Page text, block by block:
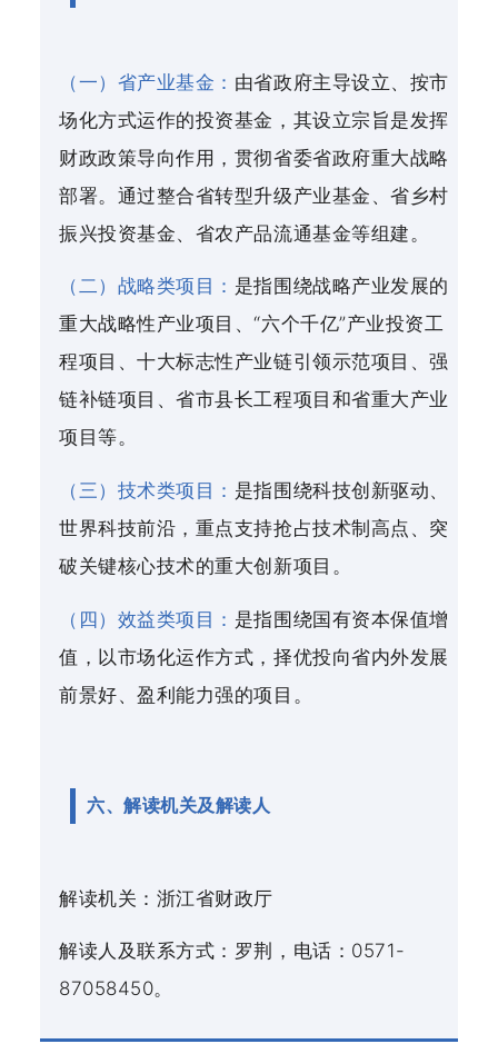
（一）省产业基金： 由省政府主导设立、按市
场化方式运作的投资基金，其设立宗旨是发挥
财政政策导向作用，贯彻省委省政府重大战略
部署。通过整合省转型升级产业基金、省乡村
振兴投资基金、省农产品流通基金等组建。
（二）战略类项目： 是指围绕战略产业发展的
重大战略性产业项目、“六个千亿”产业投资工
程项目、十大标志性产业链引领示范项目、强
链补链项目、省市县长工程项目和省重大产业
项目等。
（三）技术类项目： 是指围绕科技创新驱动、
世界科技前沿，重点支持抢占技术制高点、突
破关键核心技术的重大创新项目。
（四）效益类项目： 是指围绕国有资本保值增
值，以市场化运作方式，择优投向省内外发展
前景好、盈利能力强的项目。
六、解读机关及解读人
解读机关：浙江省财政厅
解读人及联系方式：罗荆，电话：0571-
87058450。